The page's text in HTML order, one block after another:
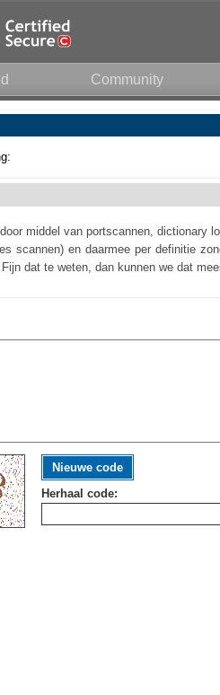
Community
middel van portscannen, dictionary
scannen) en daarmee per definitie
dat te weten, dan kunnen we dat
Nieuwe code
Herhaal code: